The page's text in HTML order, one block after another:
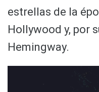
estrellas de la
Hollywood y, por
Hemingway.